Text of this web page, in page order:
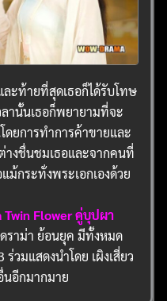
ละท้ายที่สุดเธอก็ได้รับโทษ
ลานั้นเธอก็พยายามที่จะ
ดยการทำการค้าขายและ
างชื่นชมเธอและจากคนที่
ม้กระทั่งพระเอกเองด้วย
Twin Flower คู่บุปผา
ราม่า ย้อนยุค มีทั้งหมด
วมแสดงนำโดย เผิงเสี่ยว
นอีกมากมาย